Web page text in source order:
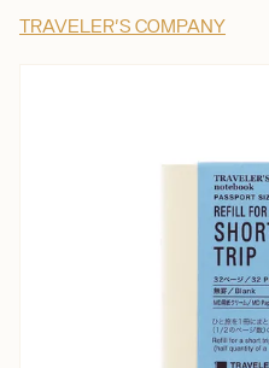
TRAVELER'S COMPANY